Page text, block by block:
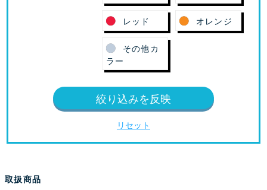
レッド オレンジ
その他カ
ラー
絞り込みを反映
リセット
取扱商品